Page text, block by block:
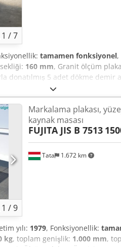
1 /7
tamamen fonksiyonel
160 mm, Granit ölçüm
donatılmış 5 adet dökme demir
yenilenir. Bu sayede
teslim edilecektir. Fiyat, Kalite
Cjdpfszmf H Hjx Ai Sjrf
posta kodunu belirtiniz).
yapılır.
1 /9
Tata 1.672 km
Markalama plakası,
kaynak masası
FUJITA JIS B 7513
yılı: 1979, Fonksiyonellik:
kg, toplam genişlik: 1.000 mm,